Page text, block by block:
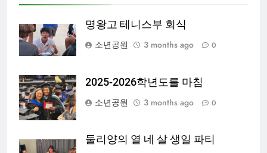
명왕고 테니스부 회식
소년공원
3 months ago 0
2025-2026학년도를 마침
소년공원
3 months ago 0
둘리양의 열 네 살 생일 파티